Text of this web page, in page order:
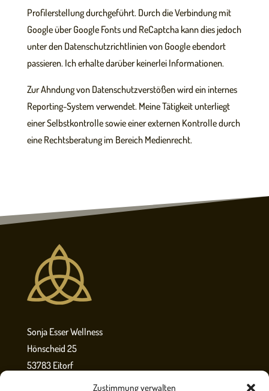
Zustimmung verwalten
Profilerstellung durchgeführt. Durch die Verbindung mit
Google über Google Fonts und ReCaptcha kann dies jedoch
unter den Datenschutzrichtlinien von Google ebendort
passieren. Ich erhalte darüber keinerlei Informationen.
Zur Ahndung von Datenschutzverstößen wird ein internes
Reporting-System verwendet. Meine Tätigkeit unterliegt
einer Selbstkontrolle sowie einer externen Kontrolle durch
eine Rechtsberatung im Bereich Medienrecht.
Sonja Esser Wellness
Hönscheid 25
53783 Eitorf
relax@sonja-esser-wellness.de